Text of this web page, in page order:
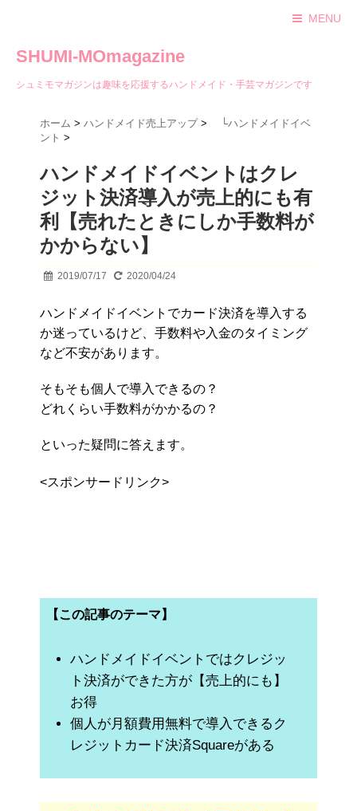
MENU
SHUMI-MOmagazine
シュミモマガジンは趣味を応援するハンドメイド・手芸マガジンです
ホーム > ハンドメイド売上アップ >
└ハンドメイドイベ
ント >
ハンドメイドイベントはクレ
ジット決済導入が売上的にも有
利【売れたときにしか手数料が
かからない】
2019/07/17 2020/04/24
ハンドメイドイベントでカード決済を導入する
か迷っているけど、手数料や入金のタイミング
など不安があります。
そもそも個人で導入できるの？
どれくらい手数料がかかるの？
といった疑問に答えます。
<スポンサードリンク>
【この記事のテーマ】
ハンドメイドイベントではクレジッ
ト決済ができた方が【売上的にも】
お得
個人が月額費用無料で導入できるク
レジットカード決済Squareがある